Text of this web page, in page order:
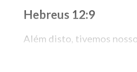
Hebreus 12:9
Além disto, tivemos
respeito; não nos